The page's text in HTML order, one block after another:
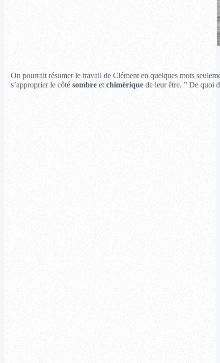
On pourrait résumer le travail de Clément en quelques mots
s’approprier le côté sombreet chimèriquede leur être. ” De quoi